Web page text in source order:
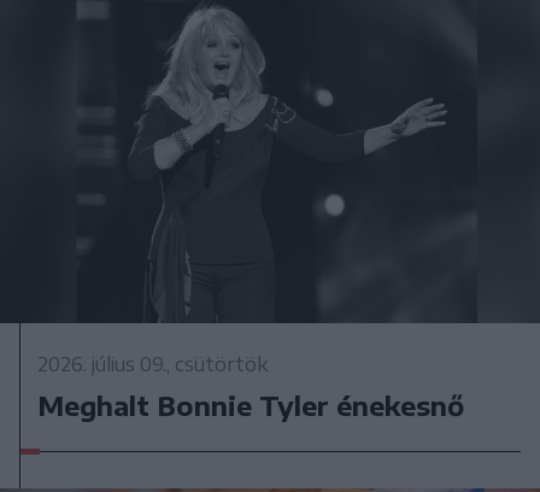
2026. július 09., csütörtök
Meghalt Bonnie Tyler énekesnő